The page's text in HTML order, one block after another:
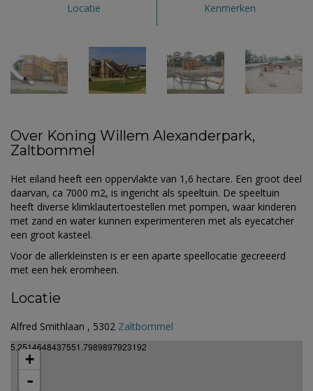
Locatie Kenmerken
Over Koning Willem Alexanderpark,
Zaltbommel
Het eiland heeft een oppervlakte van 1,6 hectare. Een groot deel
daarvan, ca 7000 m2, is ingericht als speeltuin. De speeltuin
heeft diverse klimklautertoestellen met pompen, waar kinderen
met zand en water kunnen experimenteren met als eyecatcher
een groot kasteel.
Voor de allerkleinsten is er een aparte speellocatie gecreeerd
met een hek eromheen.
Locatie
Alfred Smithlaan , 5302 Zaltbommel
5.2514648437551.7989897923192
+
-